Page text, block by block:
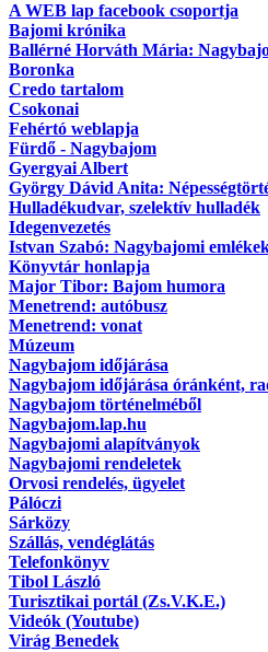
A WEB lap facebook csoportja
Bajomi krónika
Ballérné Horváth Mária:
Boronka
Credo tartalom
Csokonai
Fehértó weblapja
Fürdő - Nagybajom
Gyergyai Albert
György Dávid Anita:
Hulladékudvar, szelektív hulladék
Idegenvezetés
Istvan Szabó: Nagybajomi
Könyvtár honlapja
Major Tibor: Bajom humora
Menetrend: autóbusz
Menetrend: vonat
Múzeum
Nagybajom időjárása
Nagybajom időjárása óránként,
Nagybajom történelméből
Nagybajom.lap.hu
Nagybajomi alapítványok
Nagybajomi rendeletek
Orvosi rendelés, ügyelet
Pálóczi
Sárközy
Szállás, vendéglátás
Telefonkönyv
Tibol László
Turisztikai portál (Zs.V.K.E.)
Videók (Youtube)
Virág Benedek